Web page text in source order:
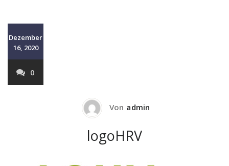
Dezember
16, 2020
0
Von admin
logoHRV